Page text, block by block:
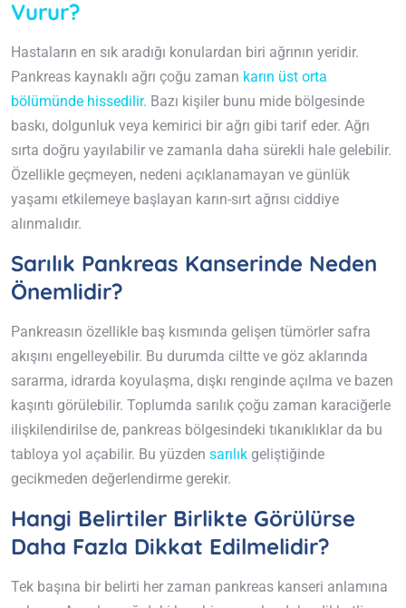
Vurur?
Hastaların en sık aradığı konulardan biri ağrının yeridir.
Pankreas kaynaklı ağrı çoğu zaman karın üst orta
bölümünde hissedilir. Bazı kişiler bunu mide bölgesinde
baskı, dolgunluk veya kemirici bir ağrı gibi tarif eder. Ağrı
sırta doğru yayılabilir ve zamanla daha sürekli hale gelebilir.
Özellikle geçmeyen, nedeni açıklanamayan ve günlük
yaşamı etkilemeye başlayan karın-sırt ağrısı ciddiye
alınmalıdır.
Sarılık Pankreas Kanserinde Neden
Önemlidir?
Pankreasın özellikle baş kısmında gelişen tümörler safra
akışını engelleyebilir. Bu durumda ciltte ve göz aklarında
sararma, idrarda koyulaşma, dışkı renginde açılma ve bazen
kaşıntı görülebilir. Toplumda sarılık çoğu zaman karaciğerle
ilişkilendirilse de, pankreas bölgesindeki tıkanıklıklar da bu
tabloya yol açabilir. Bu yüzden sarılık geliştiğinde
gecikmeden değerlendirme gerekir.
Hangi Belirtiler Birlikte Görülürse
Daha Fazla Dikkat Edilmelidir?
Tek başına bir belirti her zaman pankreas kanseri anlamına